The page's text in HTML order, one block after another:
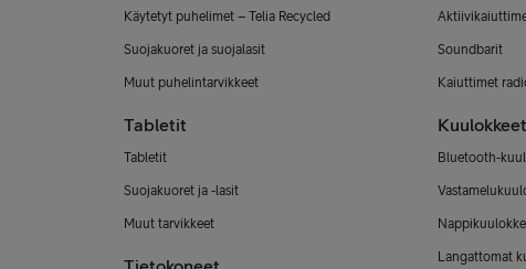
Käytetyt puhelimet – Telia Recycled
Suojakuoret ja suojalasit
Muut puhelintarvikkeet
Tabletit
Tabletit
Suojakuoret ja -lasit
Muut tarvikkeet
Soundbarit
Kaiuttimet
Kuulokkeet
Bluetooth-
Langattomat